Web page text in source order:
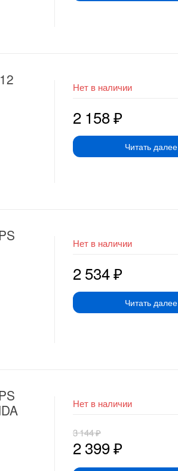
Нет в наличии
2 158₽
Читать далее
Нет в наличии
2 534₽
Читать далее
Нет в наличии
2 399₽
3 144₽